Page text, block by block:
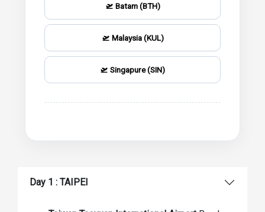
🛫 Batam (BTH)
🛫 Malaysia (KUL)
🛫 Singapure (SIN)
Day 1 : TAIPEI